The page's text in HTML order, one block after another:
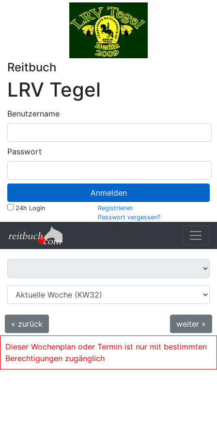
Reitbuch
LRV Tegel
Benutzername
Passwort
Anmelden
24h Login
Registrieren
Passwort vergessen?
« zurück weiter »
Dieser Wochenplan oder Termin ist nur mit bestimmten
Berechtigungen zugänglich